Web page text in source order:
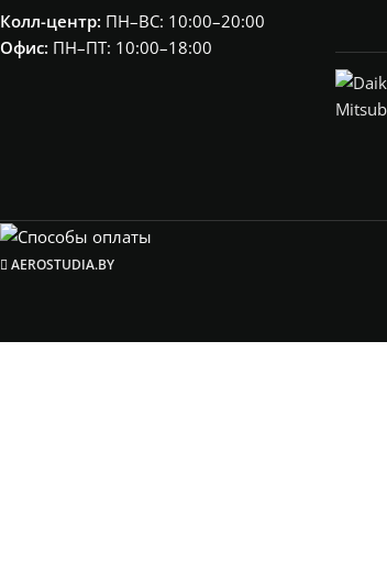
Колл-центр: ПН–ВС: 10:00–20:00​
Офис: ПН–ПТ: 10:00–18:00
AEROSTUDIA.BY